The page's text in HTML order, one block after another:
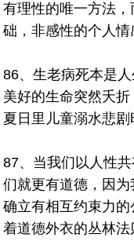
有理性的唯一方法
础，非感性的个人情
86、生老病死本是
美好的生命突然夭
夏日里儿童溺水悲剧
87、当我们以人性
们就更有道德，因
确立有相互约束力
着道德外衣的丛林法